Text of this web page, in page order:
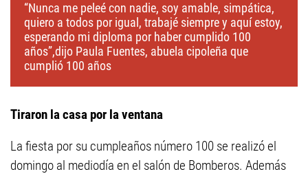
“Nunca me peleé con nadie, soy amable, simpática,
quiero a todos por igual, trabajé siempre y aquí estoy,
esperando mi diploma por haber cumplido 100
años”,dijo Paula Fuentes, abuela cipoleña que
cumplió 100 años
Tiraron la casa por la ventana
La fiesta por su cumpleaños número 100 se realizó el
domingo al mediodía en el salón de Bomberos. Además